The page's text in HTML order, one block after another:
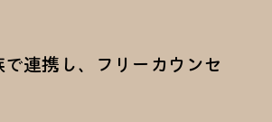
連携し、フリーカウンセ